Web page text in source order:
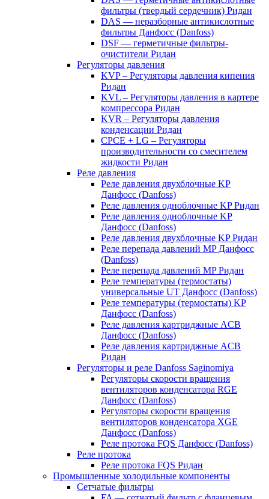
фильтры (твердый сердечник) Ридан
DAS — неразборные антикислотные
фильтры Данфосс (Danfoss)
DSF — герметичные фильтры-
очистители Ридан
Регуляторы давления
KVP – Регуляторы давления кипения
Ридан
KVL – Регуляторы давления в картере
компрессора Ридан
KVR – Регуляторы давления
конденсации Ридан
CPCE + LG – Регуляторы
производительности со смесителем
жидкости Ридан
Реле давления
Реле давления двухблочные KP
Данфосс (Danfoss)
Реле давления одноблочные KP Ридан
Реле давления одноблочные KP
Данфосс (Danfoss)
Реле давления двухблочные KP Ридан
Реле перепада давлений MP Данфосс
(Danfoss)
Реле перепада давлений MP Ридан
Реле температуры (термостаты)
универсальные UT Данфосс (Danfoss)
Реле температуры (термостаты) KP
Данфосс (Danfoss)
Реле давления картриджные ACB
Данфосс (Danfoss)
Реле давления картриджные ACB
Ридан
Регуляторы и реле Danfoss Saginomiya
Регуляторы скорости вращения
вентиляторов конденсатора RGE
Данфосс (Danfoss)
Регуляторы скорости вращения
вентиляторов конденсатора XGE
Данфосс (Danfoss)
Реле протока FQS Данфосс (Danfoss)
Реле протока
Реле протока FQS Ридан
Промышленные холодильные компоненты
Сетчатые фильтры